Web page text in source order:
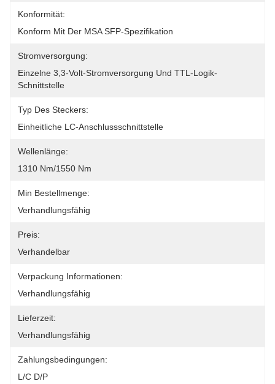
Konformität:
Konform Mit Der MSA SFP-Spezifikation
Stromversorgung:
Einzelne 3,3-Volt-Stromversorgung Und TTL-Logik-
Schnittstelle
Typ Des Steckers:
Einheitliche LC-Anschlussschnittstelle
Wellenlänge:
1310 Nm/1550 Nm
Min Bestellmenge:
Verhandlungsfähig
Preis:
Verhandelbar
Verpackung Informationen:
Verhandlungsfähig
Lieferzeit:
Verhandlungsfähig
Zahlungsbedingungen:
L/C D/P